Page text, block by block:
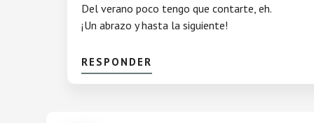
Del verano poco tengo que contarte, eh.
¡Un abrazo y hasta la siguiente!
RESPONDER